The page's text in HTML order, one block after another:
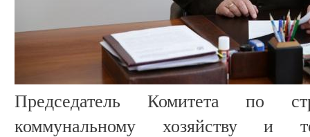
Председатель Комитета по
коммунальному хозяйству и